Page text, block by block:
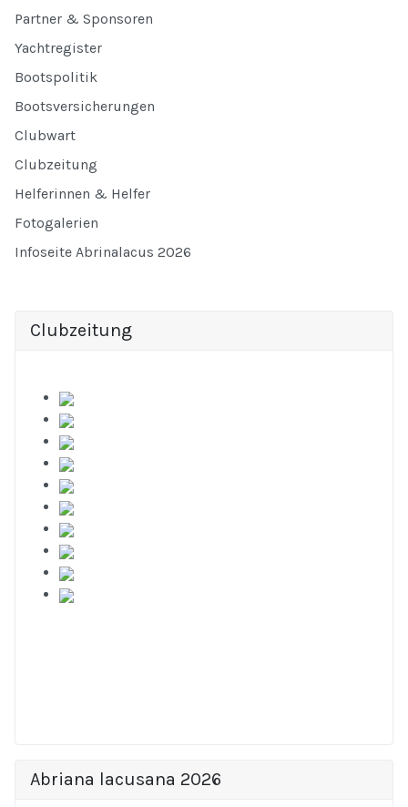
Partner & Sponsoren
Yachtregister
Bootspolitik
Bootsversicherungen
Clubwart
Clubzeitung
Helferinnen & Helfer
Fotogalerien
Infoseite Abrinalacus 2026
Clubzeitung
Abriana lacusana 2026